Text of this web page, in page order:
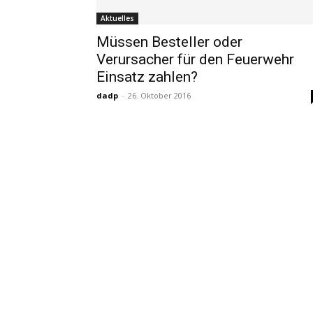
Aktuelles
Müssen Besteller oder
Verursacher für den Feuerwehr
Einsatz zahlen?
dadp - 26. Oktober 2016